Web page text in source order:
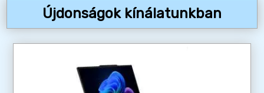
Újdonságok kínálatunkban